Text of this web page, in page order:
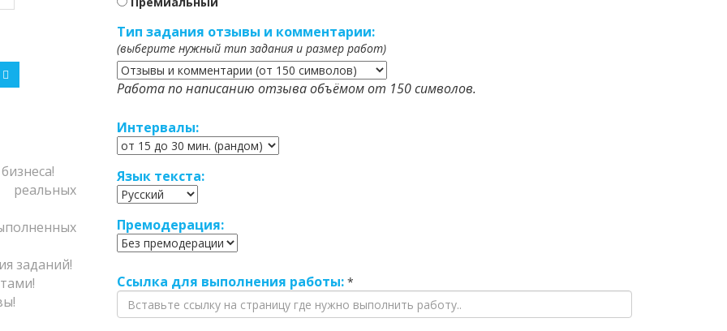
заданий!
Тип задания отзывы и комментарии:
(выберите нужный тип задания и размер работ)
Работа по написанию отзыва объёмом от 150 символов.
Интервалы:
Язык текста:
Премодерация:
Ссылка для выполнения работы: *